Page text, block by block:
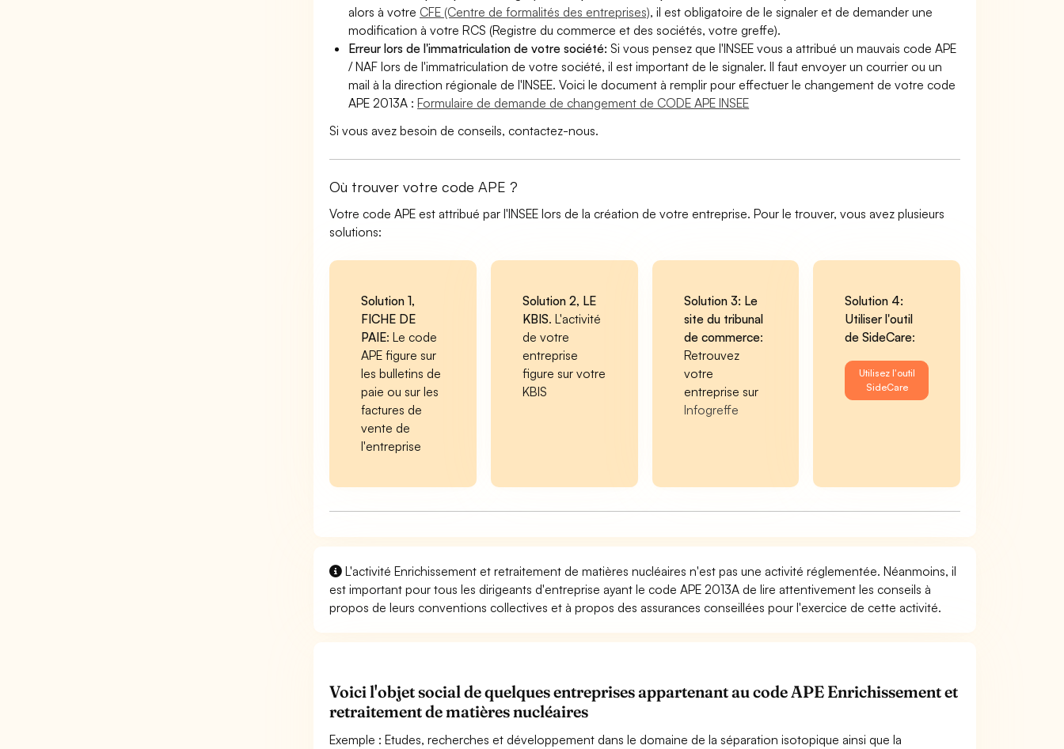
alors à votre CFE (Centre de formalités des entreprises), il est obligatoire de le signaler et de demander une
modification à votre RCS (Registre du commerce et des sociétés, votre greffe).
Erreur lors de l'immatriculation de votre société:Si vous pensez que l'INSEE vous a attribué un mauvais code APE
/ NAF lors de l'immatriculation de votre société, il est important de le signaler. Il faut envoyer un courrier ou un
mail à la direction régionale de l'INSEE. Voici le document à remplir pour effectuer le changement de votre code
APE 2013A :Formulaire de demande de changement de CODE APE INSEE
Si vous avez besoin de conseils, contactez-nous.
Où trouver votre code APE ?
Votre code APE est attribué par l'INSEE lors de la création de votre entreprise. Pour le trouver, vous avez plusieurs
solutions:
Solution 1,
FICHE DE
PAIE: Le code
APE figure sur
les bulletins de
paie ou sur les
factures de
vente de
l'entreprise
Solution 2, LE
KBIS. L'activité
de votre
entreprise
figure sur votre
KBIS
Solution 3: Le
site du tribunal
de commerce:
Retrouvez
votre
entreprise sur
Infogreffe
Solution 4:
Utiliser l'outil
de SideCare:
Utilisez l'outil
SideCare
L'activité Enrichissement et retraitement de matières nucléaires n'est pas une activité réglementée. Néanmoins, il
est important pour tous les dirigeants d'entreprise ayant le code APE 2013A de lire attentivement les conseils à
propos de leurs conventions collectives et à propos des assurances conseillées pour l'exercice de cette activité.
Voici l'objet social de quelques entreprises appartenant au code APE Enrichissement et
retraitement de matières nucléaires
Exemple : Etudes, recherches et développement dans le domaine de la séparation isotopique ainsi que la